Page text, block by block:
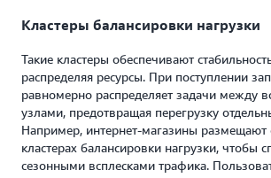
Кластеры балансировки нагрузки
Такие кластеры обеспечивают
распределяя ресурсы. При поступлении
равномерно распределяет задачи между
узлами, предотвращая перегрузку
Например, интернет-магазины размещают
кластерах балансировки нагрузки, чтобы
сезонными всплесками трафика.